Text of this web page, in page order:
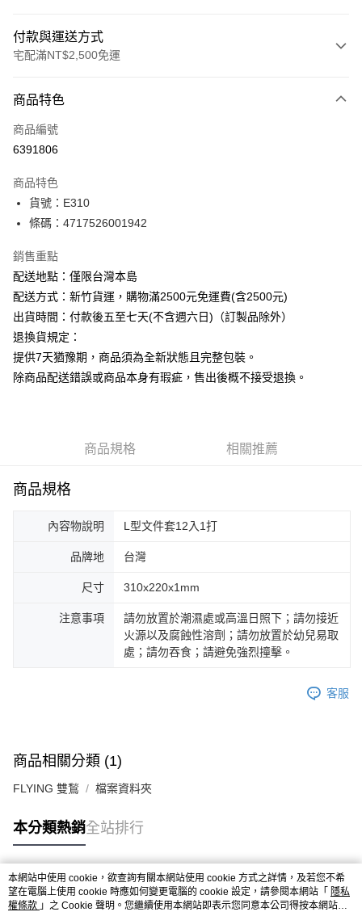
付款與運送方式
宅配滿NT$2,500免運
信用卡一次付款
Apple Pay
悠遊付
ATM付款
運送方式
下單前請先詢問庫存
每筆NT$130，滿NT$2,500(含以上)免運費
商品特色
商品編號
6391806
商品特色
貨號：E310
條碼：4717526001942
銷售重點
配送地點：僅限台灣本島
配送方式：新竹貨運，購物滿2500元免運費(含2500元)
出貨時間：付款後五至七天(不含週六日)（訂製品除外）
退換貨規定：
提供7天猶豫期，商品須為全新狀態且完整包裝。
除商品配送錯誤或商品本身有瑕疵，售出後概不接受退換。
商品規格 相關推薦
商品規格
內容物說明 L型文件套12入1打
品牌地 台灣
尺寸 310x220x1mm
注意事項
請勿放置於潮濕處或高溫日照下；請勿接近
火源以及腐蝕性溶劑；請勿放置於幼兒易取
處；請勿吞食；請避免強烈撞擊。
客服
商品相關分類 (1)
FLYING 雙鶖 檔案資料夾
本分類熱銷全站排行
熱門標籤
本網站中使用 cookie，欲查詢有關本網站使用 cookie 方式之詳情，及若您不希
望在電腦上使用 cookie 時應如何變更電腦的 cookie 設定，請參閱本網站「 隱私
權條款 」之 Cookie 聲明。您繼續使用本網站即表示您同意本公司得按本網站使